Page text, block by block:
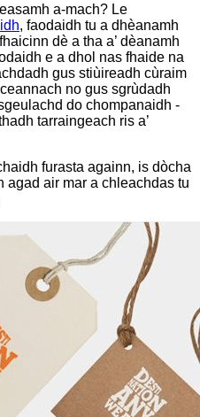
a-mach? Le
, faodaidh tu a dhèanamh
dè a tha a’ dèanamh
e a dhol nas fhaide na
gus stiùireadh cùraim
no gus sgrùdadh
do chompanaidh -
tarraingeach ris a’
furasta againn, is dòcha
air mar a chleachdas tu